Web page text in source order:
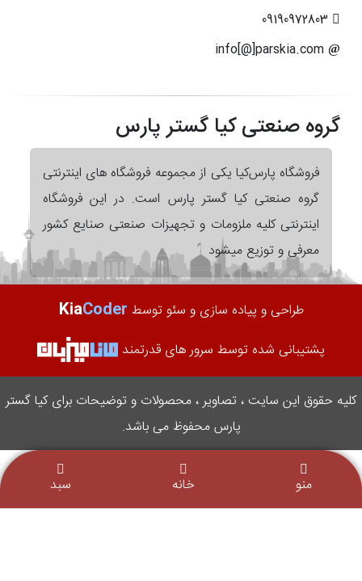
گروه صنعتی کیا گستر پارس
فروشگاه پارس‌کیا یکی از مجموعه فروشگاه های اینترنتی
گروه صنعتی کیا گستر پارس است. در این فروشگاه
اینترنتی کلیه ملزومات و تجهیزات صنعتی صنایع کشور
معرفی و توزیع میشود
طراحی و پیاده سازی و سئو توسط KiaCoder
پشتیبانی شده توسط سرور های قدرتمند
کلیه حقوق این سایت ، تصاویر ، محصولات و توضیحات برای کیا گستر
پارس محفوظ می باشد.
منو خانه سبد